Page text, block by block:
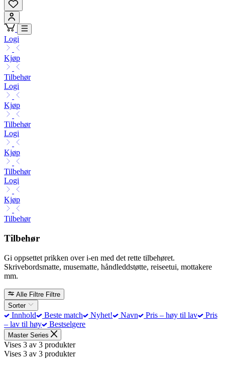
Logi
Kjøp
Tilbehør
Logi
Kjøp
Tilbehør
Logi
Kjøp
Tilbehør
Logi
Kjøp
Tilbehør
Tilbehør
Gi oppsettet prikken over i-en med det rette tilbehøret.
Skrivebordsmatte, musematte, håndleddstøtte, reiseetui, mottakere
mm.
Alle Filtre Filtre
Sorter
Innhold Beste match Nyhet! Navn Pris – høy til lav
Pris
– lav til høy
Bestselgere
Master Series
Vises 3 av 3 produkter
Vises 3 av 3 produkter